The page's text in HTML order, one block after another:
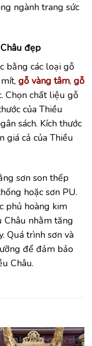
ngành trang sức
đẹp
bằng các loại gỗ
gỗ vàng tâm, gỗ
Chọn chất liệu gỗ
của Thiều
sách. Kích thước
giá cả của Thiều
sơn son thếp
hoặc sơn PU.
phủ hoàng kim
nhằm tăng
Quá trình sơn và
để đảm bảo
Châu.